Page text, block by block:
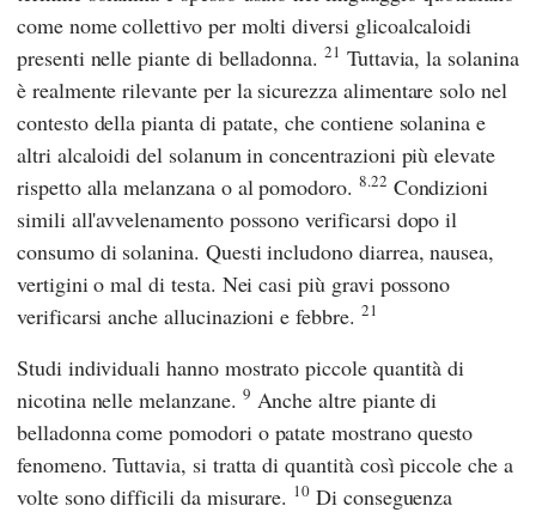
come nome collettivo per molti diversi glicoalcaloidi
presenti nelle piante di belladonna.21 Tuttavia, la solanina
è realmente rilevante per la sicurezza alimentare solo nel
contesto della pianta di patate, che contiene solanina e
altri alcaloidi del solanum in concentrazioni più elevate
rispetto alla melanzana o al pomodoro. 8.22 Condizioni
simili all'avvelenamento possono verificarsi dopo il
consumo di solanina. Questi includono diarrea, nausea,
vertigini o mal di testa. Nei casi più gravi possono
verificarsi anche allucinazioni e febbre. 21
Studi individuali hanno mostrato piccole quantità di
nicotina nelle melanzane. 9 Anche altre piante di
belladonna come pomodori o patate mostrano questo
fenomeno. Tuttavia, si tratta di quantità così piccole che a
volte sono difficili da misurare. 10 Di conseguenza